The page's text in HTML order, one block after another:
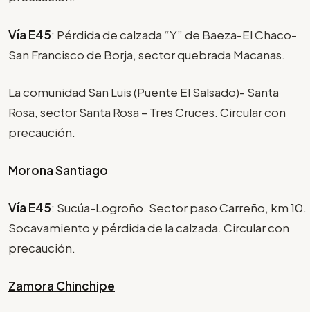
Vía E45: Pérdida de calzada “Y” de Baeza-El Chaco-
San Francisco de Borja, sector quebrada Macanas.
La comunidad San Luis (Puente El Salsado)- Santa
Rosa, sector Santa Rosa – Tres Cruces. Circular con
precaución.
Morona Santiago
Vía E45: Sucúa-Logroño. Sector paso Carreño, km 10.
Socavamiento y pérdida de la calzada. Circular con
precaución.
Zamora Chinchipe